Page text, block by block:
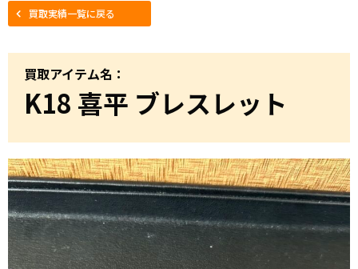
買取実績一覧に戻る
買取アイテム名：
K18 喜平 ブレスレット